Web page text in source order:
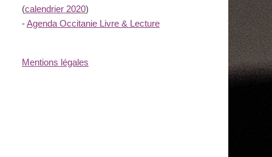
(calendrier 2020)
-Agenda Occitanie Livre & Lecture
Mentions légales